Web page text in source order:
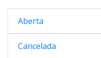
Aberta
Cancelada